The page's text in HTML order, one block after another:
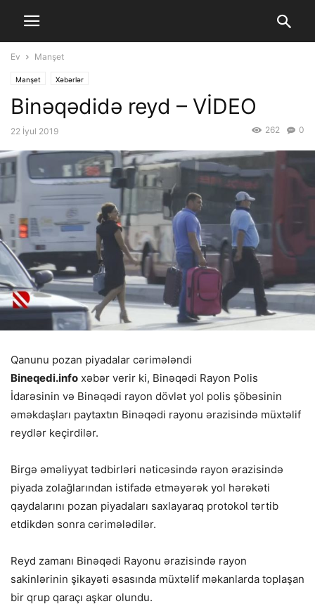
Ev Manşet
Manşet Xəbərlər
Binəqədidə reyd – VİDEO
22 İyul 2019 0
262
Qanunu pozan piyadalar cərimələndi
Bineqedi.info xəbər verir ki, Binəqədi Rayon Polis
İdarəsinin və Binəqədi rayon dövlət yol polis şöbəsinin
əməkdaşları paytaxtın Binəqədi rayonu ərazisində müxtəlif
reydlər keçirdilər.
Birgə əməliyyat tədbirləri nəticəsində rayon ərazisində
piyada zolağlarından istifadə etməyərək yol hərəkəti
qaydalarını pozan piyadaları saxlayaraq protokol tərtib
etdikdən sonra cərimələdilər.
Reyd zamanı Binəqədi Rayonu ərazisində rayon
sakinlərinin şikayəti əsasında müxtəlif məkanlarda toplaşan
bir qrup qaraçı aşkar olundu.